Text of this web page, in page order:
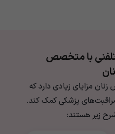
تلفنی با متخصص
مزایای زیادی دارد که
پزشکی کمک کند.
زیر هستند: